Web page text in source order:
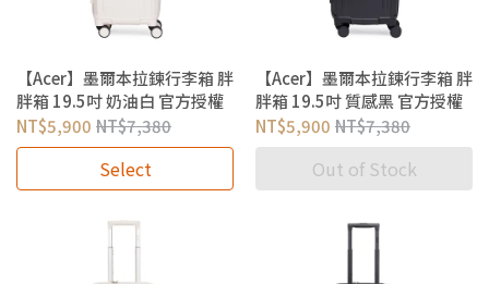
【Acer】墨爾本拉鍊行李箱 胖
胖箱 19.5吋 奶油白 官方授權
NT$5,900 NT$7,380
Select
【Acer】墨爾本拉鍊行李箱 胖
胖箱 19.5吋 質感黑 官方授權
NT$5,900 NT$7,380
Out of Stock